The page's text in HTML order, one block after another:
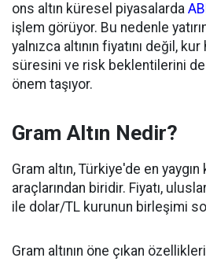
ons altın küresel piyasalarda
işlem görüyor. Bu nedenle
yalnızca altının fiyatını değil,
süresini ve risk beklentilerini
önem taşıyor.
Gram Altın Nedir?
Gram altın, Türkiye'de en yaygın
araçlarından biridir. Fiyatı,
ile dolar/TL kurunun birleşimi
Gram altının öne çıkan